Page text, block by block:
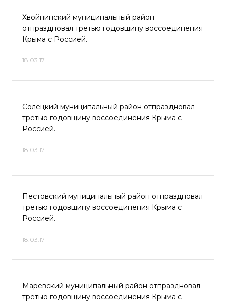
Хвойнинский муниципальный район
отпраздновал третью годовщину воссоединения
Крыма с Россией.
18.03.17
Солецкий муниципальный район отпраздновал
третью годовщину воссоединения Крыма с
Россией.
18.03.17
Пестовский муниципальный район отпраздновал
третью годовщину воссоединения Крыма с
Россией.
18.03.17
Марёвский муниципальный район отпраздновал
третью годовщину воссоединения Крыма с